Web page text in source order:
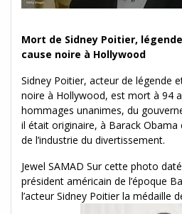
Mort de Sidney Poitier,
cause noire à Hollywood
Sidney Poitier, acteur de légende
noire à Hollywood, est mort à 94
hommages unanimes, du
il était originaire, à Barack
de l’industrie du divertissement.
Jewel SAMAD Sur cette photo
président américain de l’époque
l’acteur Sidney Poitier la médaille